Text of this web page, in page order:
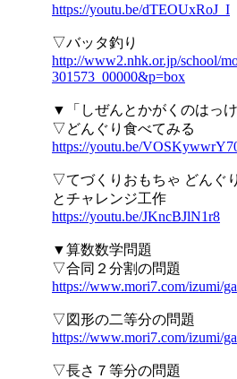
https://youtu.be/dTEOUxRoJ_I
▽バッタ釣り
http://www2.nhk.or.jp/school/
301573_00000&p=box
▼「しぜんとかがくのはっ
▽どんぐり食べてみる
https://youtu.be/
▽てづくりおもちゃ どんぐ
とチャレンジ工作
https://youtu.be/JKncBJlN1r8
▼算数数学問題
▽合同２分割の問題
https://www.mori7.com/izumi/
▽図形の二等分の問題
https://www.mori7.com/izumi/
▽長さ７等分の問題